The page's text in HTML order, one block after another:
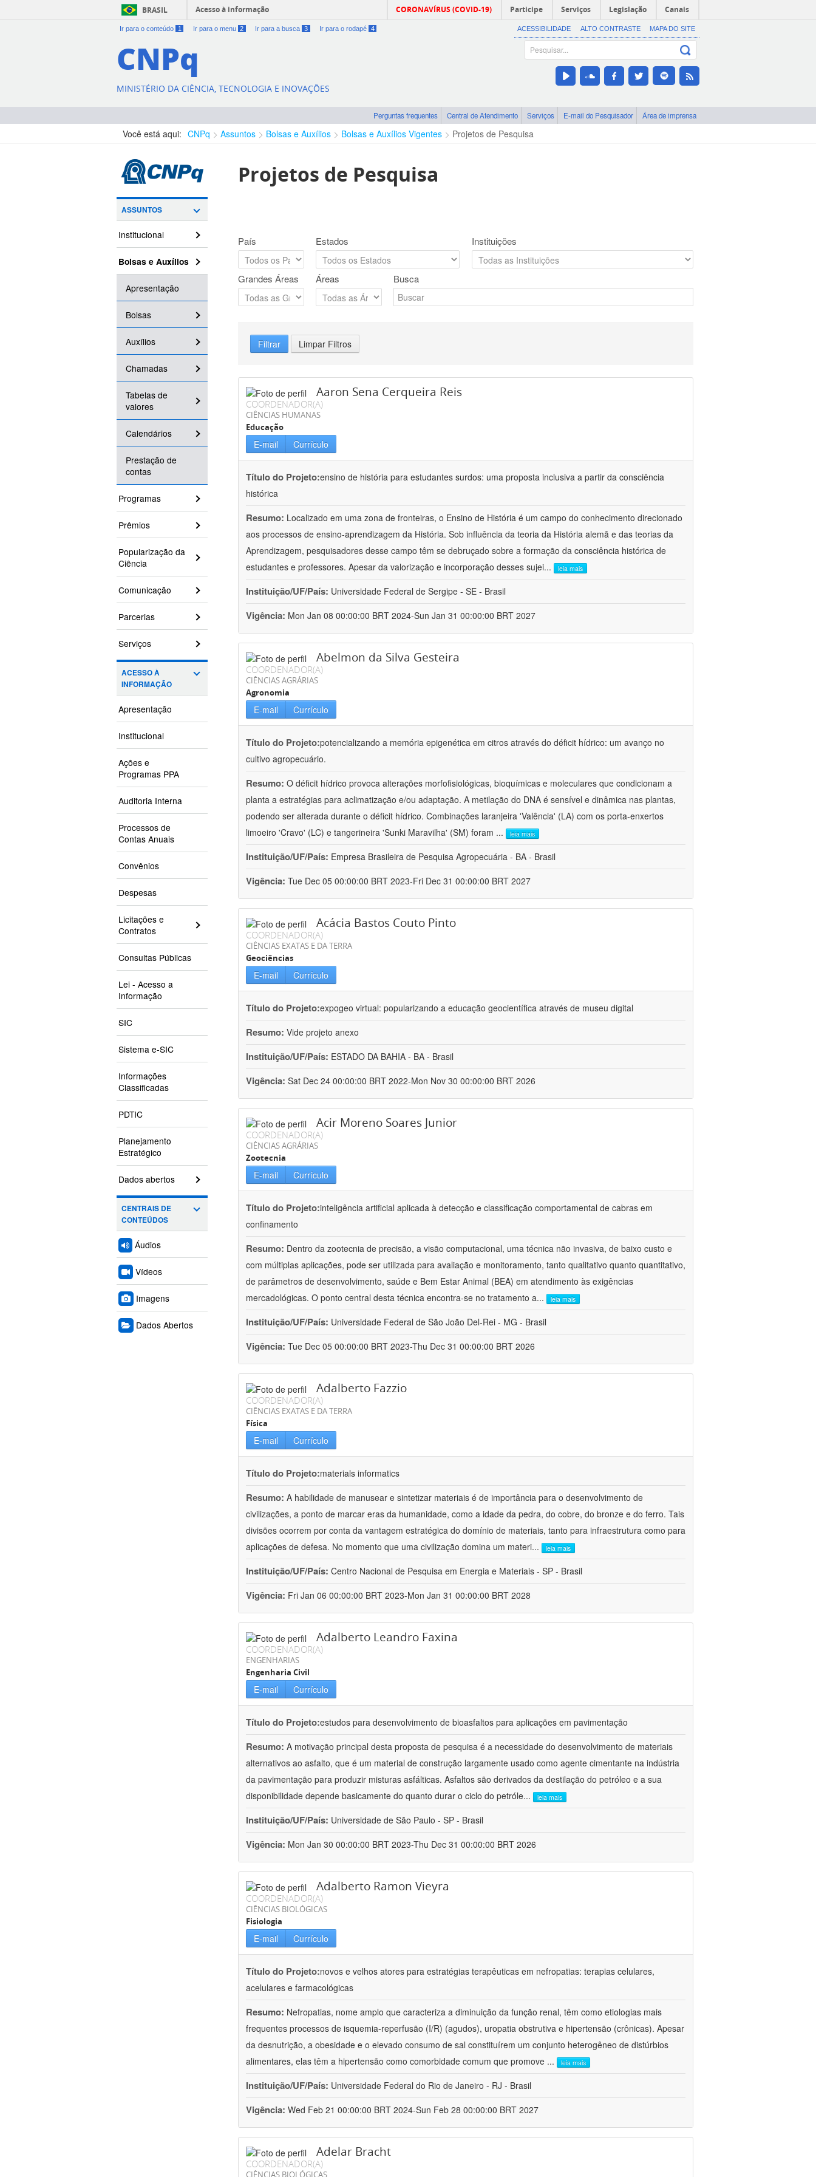
BRASIL Acesso à informação CORONAVÍRUS (COVID-19) Participe Serviços Legislação Canais
Ir para o conteúdo 1 Ir para o menu 2 Ir para a busca 3 Ir para o rodapé 4 ACESSIBILIDADE ALTO CONTRASTE MAPA DO SITE
CNPq
MINISTÉRIO DA CIÊNCIA, TECNOLOGIA E INOVAÇÕES
Perguntas frequentes Central de Atendimento Serviços E-mail do Pesquisador Área de imprensa
Você está aqui: CNPq Assuntos Bolsas e Auxílios Bolsas e Auxílios Vigentes Projetos de Pesquisa
ASSUNTOS
Institucional
Bolsas e Auxílios
Apresentação
Bolsas
Auxílios
Chamadas
Tabelas de
valores
Calendários
Prestação de
contas
Programas
Prêmios
Popularização da
Ciência
Comunicação
Parcerias
Serviços
ACESSO À
INFORMAÇÃO
Apresentação
Institucional
Ações e
Programas PPA
Auditoria Interna
Processos de
Contas Anuais
Convênios
Despesas
Licitações e
Contratos
Consultas Públicas
Lei - Acesso a
Informação
SIC
Sistema e-SIC
Informações
Classificadas
PDTIC
Planejamento
Estratégico
Dados abertos
CENTRAIS DE
CONTEÚDOS
Áudios
Vídeos
Imagens
Dados Abertos
Projetos de Pesquisa
País Estados Instituições
Grandes Áreas Áreas Busca
Filtrar Limpar Filtros
Aaron Sena Cerqueira Reis
COORDENADOR(A)
CIÊNCIAS HUMANAS
Educação
E-mail Currículo
Título do Projeto:ensino de história para estudantes surdos: uma proposta inclusiva a partir da consciência
histórica
Resumo: Localizado em uma zona de fronteiras, o Ensino de História é um campo do conhecimento direcionado
aos processos de ensino-aprendizagem da História. Sob influência da teoria da História alemã e das teorias da
Aprendizagem, pesquisadores desse campo têm se debruçado sobre a formação da consciência histórica de
estudantes e professores. Apesar da valorização e incorporação desses sujei... leia mais
Instituição/UF/País: Universidade Federal de Sergipe - SE - Brasil
Vigência: Mon Jan 08 00:00:00 BRT 2024-Sun Jan 31 00:00:00 BRT 2027
Abelmon da Silva Gesteira
COORDENADOR(A)
CIÊNCIAS AGRÁRIAS
Agronomia
E-mail Currículo
Título do Projeto:potencializando a memória epigenética em citros através do déficit hídrico: um avanço no
cultivo agropecuário.
Resumo: O déficit hídrico provoca alterações morfofisiológicas, bioquímicas e moleculares que condicionam a
planta a estratégias para aclimatização e/ou adaptação. A metilação do DNA é sensível e dinâmica nas plantas,
podendo ser alterada durante o déficit hídrico. Combinações laranjeira 'Valência' (LA) com os porta-enxertos
limoeiro 'Cravo' (LC) e tangerineira 'Sunki Maravilha' (SM) foram ... leia mais
Instituição/UF/País: Empresa Brasileira de Pesquisa Agropecuária - BA - Brasil
Vigência: Tue Dec 05 00:00:00 BRT 2023-Fri Dec 31 00:00:00 BRT 2027
Acácia Bastos Couto Pinto
COORDENADOR(A)
CIÊNCIAS EXATAS E DA TERRA
Geociências
E-mail Currículo
Título do Projeto:expogeo virtual: popularizando a educação geocientífica através de museu digital
Resumo: Vide projeto anexo
Instituição/UF/País: ESTADO DA BAHIA - BA - Brasil
Vigência: Sat Dec 24 00:00:00 BRT 2022-Mon Nov 30 00:00:00 BRT 2026
Acir Moreno Soares Junior
COORDENADOR(A)
CIÊNCIAS AGRÁRIAS
Zootecnia
E-mail Currículo
Título do Projeto:inteligência artificial aplicada à detecção e classificação comportamental de cabras em
confinamento
Resumo: Dentro da zootecnia de precisão, a visão computacional, uma técnica não invasiva, de baixo custo e
com múltiplas aplicações, pode ser utilizada para avaliação e monitoramento, tanto qualitativo quanto quantitativo,
de parâmetros de desenvolvimento, saúde e Bem Estar Animal (BEA) em atendimento às exigências
mercadológicas. O ponto central desta técnica encontra-se no tratamento a... leia mais
Instituição/UF/País: Universidade Federal de São João Del-Rei - MG - Brasil
Vigência: Tue Dec 05 00:00:00 BRT 2023-Thu Dec 31 00:00:00 BRT 2026
Adalberto Fazzio
COORDENADOR(A)
CIÊNCIAS EXATAS E DA TERRA
Física
E-mail Currículo
Título do Projeto:materials informatics
Resumo: A habilidade de manusear e sintetizar materiais é de importância para o desenvolvimento de
civilizações, a ponto de marcar eras da humanidade, como a idade da pedra, do cobre, do bronze e do ferro. Tais
divisões ocorrem por conta da vantagem estratégica do domínio de materiais, tanto para infraestrutura como para
aplicações de defesa. No momento que uma civilização domina um materi... leia mais
Instituição/UF/País: Centro Nacional de Pesquisa em Energia e Materiais - SP - Brasil
Vigência: Fri Jan 06 00:00:00 BRT 2023-Mon Jan 31 00:00:00 BRT 2028
Adalberto Leandro Faxina
COORDENADOR(A)
ENGENHARIAS
Engenharia Civil
E-mail Currículo
Título do Projeto:estudos para desenvolvimento de bioasfaltos para aplicações em pavimentação
Resumo: A motivação principal desta proposta de pesquisa é a necessidade do desenvolvimento de materiais
alternativos ao asfalto, que é um material de construção largamente usado como agente cimentante na indústria
da pavimentação para produzir misturas asfálticas. Asfaltos são derivados da destilação do petróleo e a sua
disponibilidade depende basicamente do quanto durar o ciclo do petróle... leia mais
Instituição/UF/País: Universidade de São Paulo - SP - Brasil
Vigência: Mon Jan 30 00:00:00 BRT 2023-Thu Dec 31 00:00:00 BRT 2026
Adalberto Ramon Vieyra
COORDENADOR(A)
CIÊNCIAS BIOLÓGICAS
Fisiologia
E-mail Currículo
Título do Projeto:novos e velhos atores para estratégias terapêuticas em nefropatias: terapias celulares,
acelulares e farmacológicas
Resumo: Nefropatias, nome amplo que caracteriza a diminuição da função renal, têm como etiologias mais
frequentes processos de isquemia-reperfusão (I/R) (agudos), uropatia obstrutiva e hipertensão (crônicas). Apesar
da desnutrição, a obesidade e o elevado consumo de sal constituírem um conjunto heterogêneo de distúrbios
alimentares, elas têm a hipertensão como comorbidade comum que promove ... leia mais
Instituição/UF/País: Universidade Federal do Rio de Janeiro - RJ - Brasil
Vigência: Wed Feb 21 00:00:00 BRT 2024-Sun Feb 28 00:00:00 BRT 2027
Adelar Bracht
COORDENADOR(A)
CIÊNCIAS BIOLÓGICAS